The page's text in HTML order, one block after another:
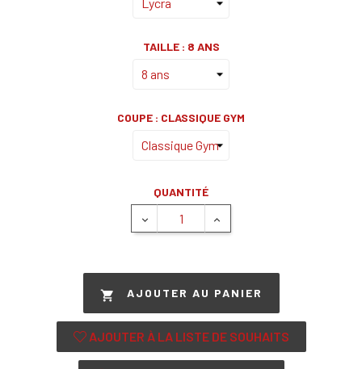
TAILLE : 8 ANS
COUPE : CLASSIQUE GYM
QUANTITÉ
 AJOUTER AU PANIER
AJOUTER À LA LISTE DE SOUHAITS